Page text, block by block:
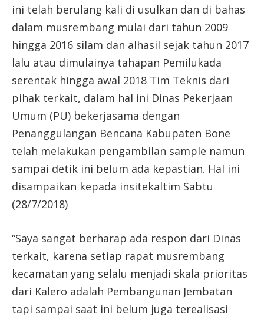
ini telah berulang kali di usulkan dan di bahas
dalam musrembang mulai dari tahun 2009
hingga 2016 silam dan alhasil sejak tahun 2017
lalu atau dimulainya tahapan Pemilukada
serentak hingga awal 2018 Tim Teknis dari
pihak terkait, dalam hal ini Dinas Pekerjaan
Umum (PU) bekerjasama dengan
Penanggulangan Bencana Kabupaten Bone
telah melakukan pengambilan sample namun
sampai detik ini belum ada kepastian. Hal ini
disampaikan kepada insitekaltim Sabtu
(28/7/2018)
“Saya sangat berharap ada respon dari Dinas
terkait, karena setiap rapat musrembang
kecamatan yang selalu menjadi skala prioritas
dari Kalero adalah Pembangunan Jembatan
tapi sampai saat ini belum juga terealisasi